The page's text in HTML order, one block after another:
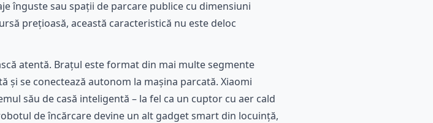
înguste sau spații de parcare publice cu dimensiuni
prețioasă, această caracteristică nu este deloc
atentă. Brațul este format din mai multe segmente
și se conectează autonom la mașina parcată. Xiaomi
său de casă inteligentă – la fel ca un cuptor cu aer cald
de încărcare devine un alt gadget smart din locuință,